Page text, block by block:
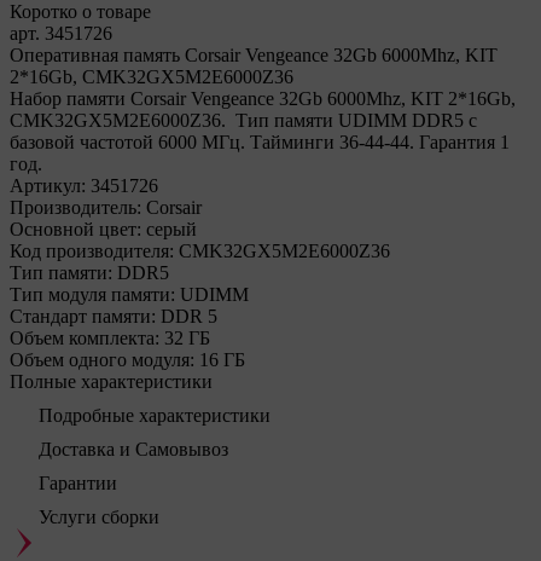
Коротко о товаре
арт. 3451726
Оперативная память Corsair Vengeance 32Gb 6000Mhz, KIT
2*16Gb, CMK32GX5M2E6000Z36
Набор памяти Corsair Vengeance 32Gb 6000Mhz, KIT 2*16Gb,
CMK32GX5M2E6000Z36. Тип памяти UDIMM DDR5 с
базовой частотой 6000 МГц. Тайминги 36-44-44. Гарантия 1
год.
Артикул: 3451726
Производитель: Corsair
Основной цвет: серый
Код производителя: CMK32GX5M2E6000Z36
Тип памяти: DDR5
Тип модуля памяти: UDIMM
Стандарт памяти: DDR 5
Объем комплекта: 32 ГБ
Объем одного модуля: 16 ГБ
Полные характеристики
Подробные характеристики
Доставка и Самовывоз
Гарантии
Услуги сборки